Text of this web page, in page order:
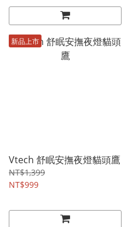
新品上市
Vtech 舒眠安撫夜燈貓頭鷹
NT$1,399
NT$999